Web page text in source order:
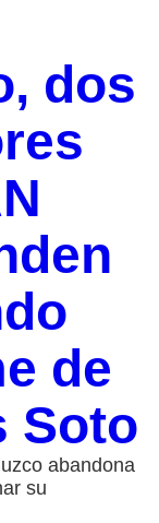
dos
de
Soto
abandona
su